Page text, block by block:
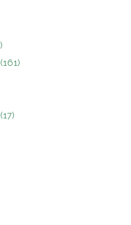
(161)
(17)